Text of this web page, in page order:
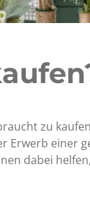
zu
Erwerb
dabei